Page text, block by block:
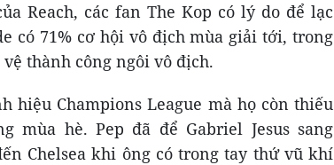
Reach, các fan The Kop có lý do để lạc
có 71% cơ hội vô địch mùa giải tới, trong
thành công ngôi vô địch.
hiệu Champions League mà họ còn thiếu
mùa hè. Pep đã để Gabriel Jesus sang
Chelsea khi ông có trong tay thứ vũ khí